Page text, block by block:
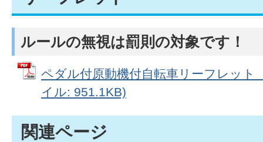
ルールの無視は罰則の対象です！
ペダル付原動機付自転車リーフレット
イル: 951.1KB)
関連ページ